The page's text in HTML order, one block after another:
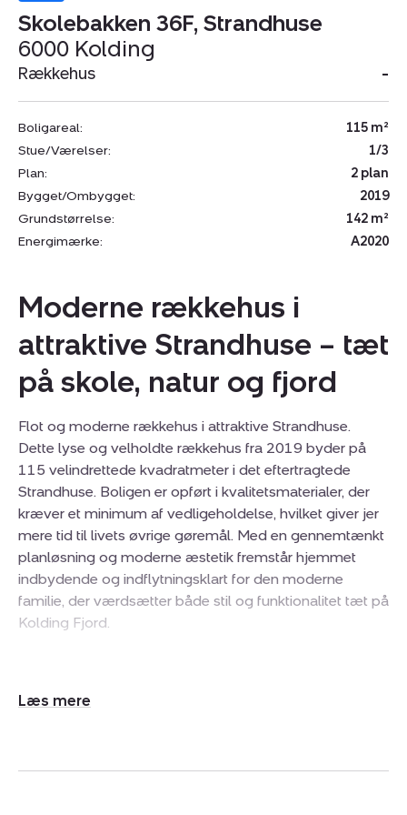
Skolebakken 36F, Strandhuse
6000 Kolding
Rækkehus -
Boligareal:
115 m²
Stue/Værelser:
1/3
Plan:
2 plan
Bygget/Ombygget:
2019
Grundstørrelse:
142 m²
Energimærke:
A2020
Moderne rækkehus i
attraktive Strandhuse – tæt
på skole, natur og fjord
Flot og moderne rækkehus i attraktive Strandhuse.
Dette lyse og velholdte rækkehus fra 2019 byder på
115 velindrettede kvadratmeter i det eftertragtede
Strandhuse. Boligen er opført i kvalitetsmaterialer, der
kræver et minimum af vedligeholdelse, hvilket giver jer
mere tid til livets øvrige gøremål. Med en gennemtænkt
planløsning og moderne æstetik fremstår hjemmet
indbydende og indflytningsklart for den moderne
familie, der værdsætter både stil og funktionalitet tæt på
Kolding Fjord.
som hjemmets naturlige samlingspunkt med et åbent
alrummet glider I ubesværet over i stuen, hvor de brede